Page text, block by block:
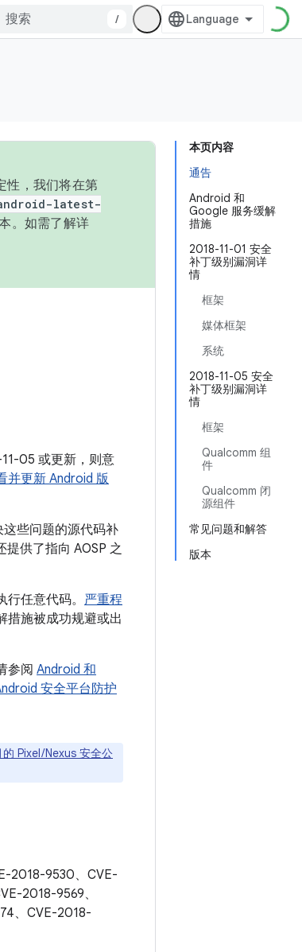
/
本页内容
通告
Android 和
Google 服务缓解
措施
2018-11-01 安全
补丁级别漏洞详
情
框架
媒体框架
系统
2018-11-05 安全
补丁级别漏洞详
情
框架
Qualcomm 组
件
Qualcomm 闭
源组件
常见问题和解答
版本
性，我们将在第
latest-
。如需了解详
05 或更新，则意
并更新 Android 版
些问题的源代码补
供了指向 AOSP 之
任意代码。 严重程
措施被成功规避或出
参阅 Android 和
安全平台防护
Pixel / Nexus 安全公
2018-9530、CVE-
2018-9569、
、CVE-2018-